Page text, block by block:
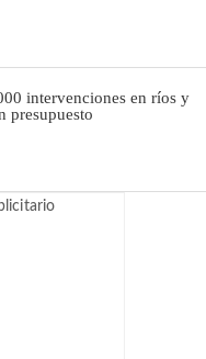
intervenciones en ríos y
presupuesto